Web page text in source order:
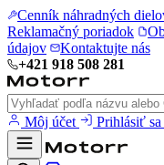
Cenník náhradných
Reklamačný poriadok
údajov
Kontaktujte nás
+421 918 508 281
Môj účet Prihlásiť sa